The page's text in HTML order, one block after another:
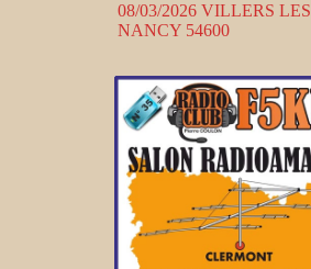
08/03/2026 VILLERS LES
NANCY 54600